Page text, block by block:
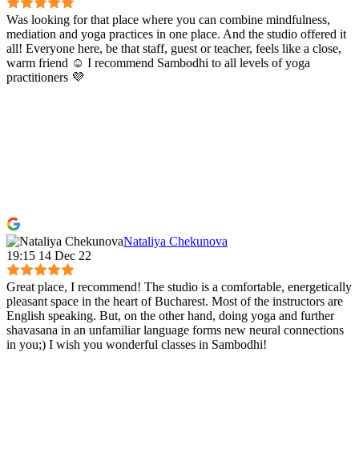
Was looking for that place where you can combine mindfulness,
mediation and yoga practices in one place. And the studio offered it
all! Everyone here, be that staff, guest or teacher, feels like a close,
warm friend ☺️ I recommend Sambodhi to all levels of yoga
practitioners 💜
Nataliya Chekunova
19:15 14 Dec 22
Great place, I recommend! The studio is a comfortable, energetically
pleasant space in the heart of Bucharest. Most of the instructors are
English speaking. But, on the other hand, doing yoga and further
shavasana in an unfamiliar language forms new neural connections
in you;) I wish you wonderful classes in Sambodhi!